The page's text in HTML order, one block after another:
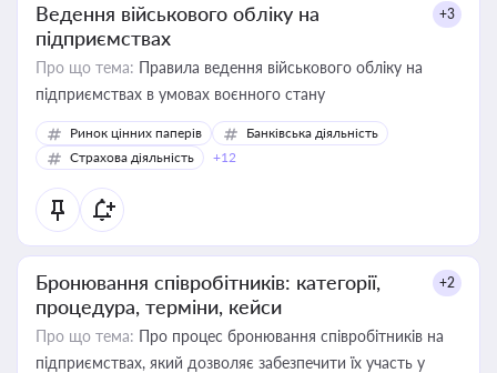
Ведення військового обліку на
підприємствах
+3
Про що тема: Правила ведення військового обліку на
підприємствах в умовах воєнного стану
Ринок цінних паперів
Банківська діяльність
Страхова діяльність
+12
Бронювання співробітників: категорії,
процедура, терміни, кейси
+2
Про що тема: Про процес бронювання співробітників на
підприємствах, який дозволяє забезпечити їх участь у